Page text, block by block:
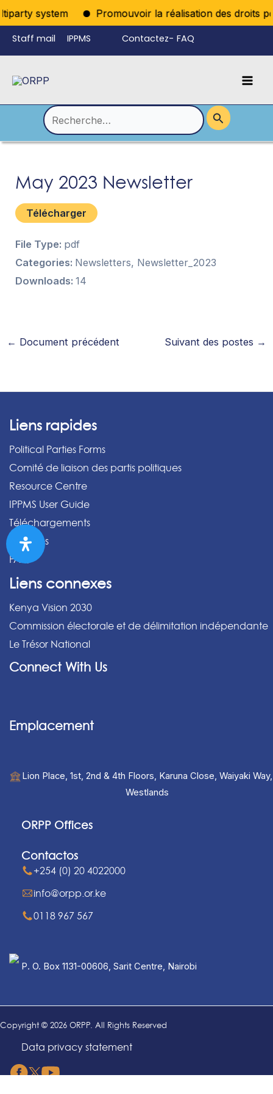
system Promouvoir la réalisation des droits
Aller
au
contenu
Staff mail IPPMS Contactez- FAQ
Rechercher :
May 2023 Newsletter
Télécharger
File Type: pdf
Categories: Newsletters, Newsletter_2023
Downloads:14
← Document précédent Suivant des postes →
Liens rapides
Political Parties Forms
Comité de liaison des partis politiques
Resource Centre
IPPMS User Guide
Téléchargements
Archives
FAQ
Liens connexes
Kenya Vision 2030
Commission électorale et de délimitation indépendante
Le Trésor National
Connect With Us
Emplacement
Lion Place, 1st, 2nd & 4th Floors, Karuna Close, Waiyaki Way,
Westlands
ORPP Offices
Contactos
+254 (0) 20 4022000
info@orpp.or.ke
0118 967 567
P. O. Box 1131-00606, Sarit Centre, Nairobi
Copyright © 2026 ORPP. All Rights Reserved
Data privacy statement